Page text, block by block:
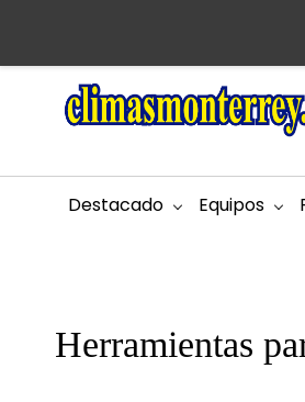
principal
Destacado Equipos
Herramientas